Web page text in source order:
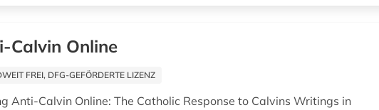
Calvin Online
FREI, DFG-GEFÖRDERTE LIZENZ
Anti-Calvin Online: The Catholic Response to Calvins Writings in